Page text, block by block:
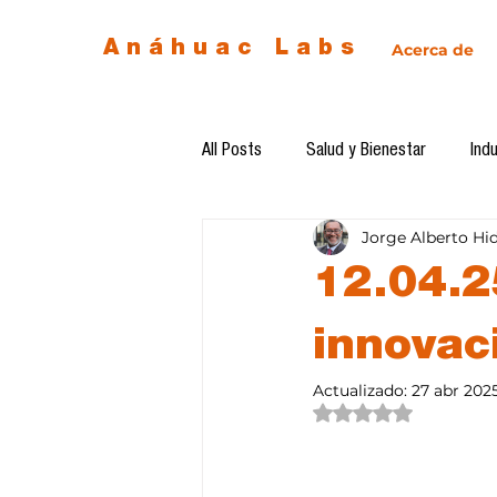
Anáhuac Labs Acerca de
All Posts Salud y Bienestar
Egresados Inteligencia
Diseño de futuro Ética de la
Software del mes
Jorge Alberto
Actualizado: 27 abr
Obtuvo NaN de 5